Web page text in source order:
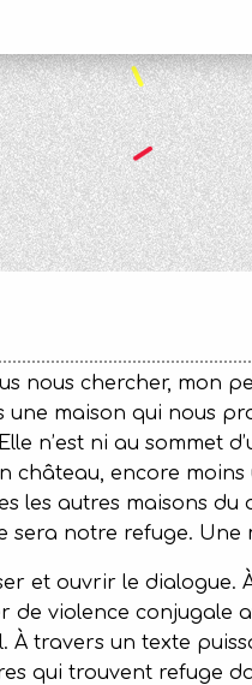
nous chercher, mon
une maison qui nous
n’est ni au sommet
château, encore
les autres maisons
sera notre refuge.
et ouvrir le dialogue.
violence conjugale
travers un texte
qui trouvent refuge